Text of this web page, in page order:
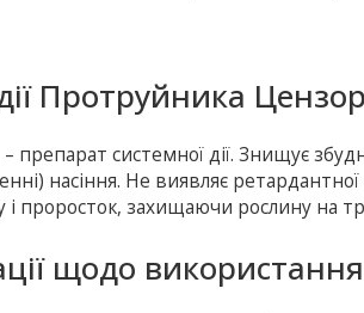
Протруйника
– препарат системної дії. Знищує
насіння. Не виявляє
і проросток, захищаючи рослину на
щодо